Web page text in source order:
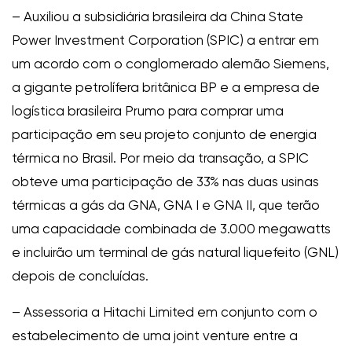
– Auxiliou a subsidiária brasileira da China State
Power Investment Corporation (SPIC) a entrar em
um acordo com o conglomerado alemão Siemens,
a gigante petrolífera britânica BP e a empresa de
logística brasileira Prumo para comprar uma
participação em seu projeto conjunto de energia
térmica no Brasil. Por meio da transação, a SPIC
obteve uma participação de 33% nas duas usinas
térmicas a gás da GNA, GNA I e GNA II, que terão
uma capacidade combinada de 3.000 megawatts
e incluirão um terminal de gás natural liquefeito (GNL)
depois de concluídas.
– Assessoria a Hitachi Limited em conjunto com o
estabelecimento de uma joint venture entre a